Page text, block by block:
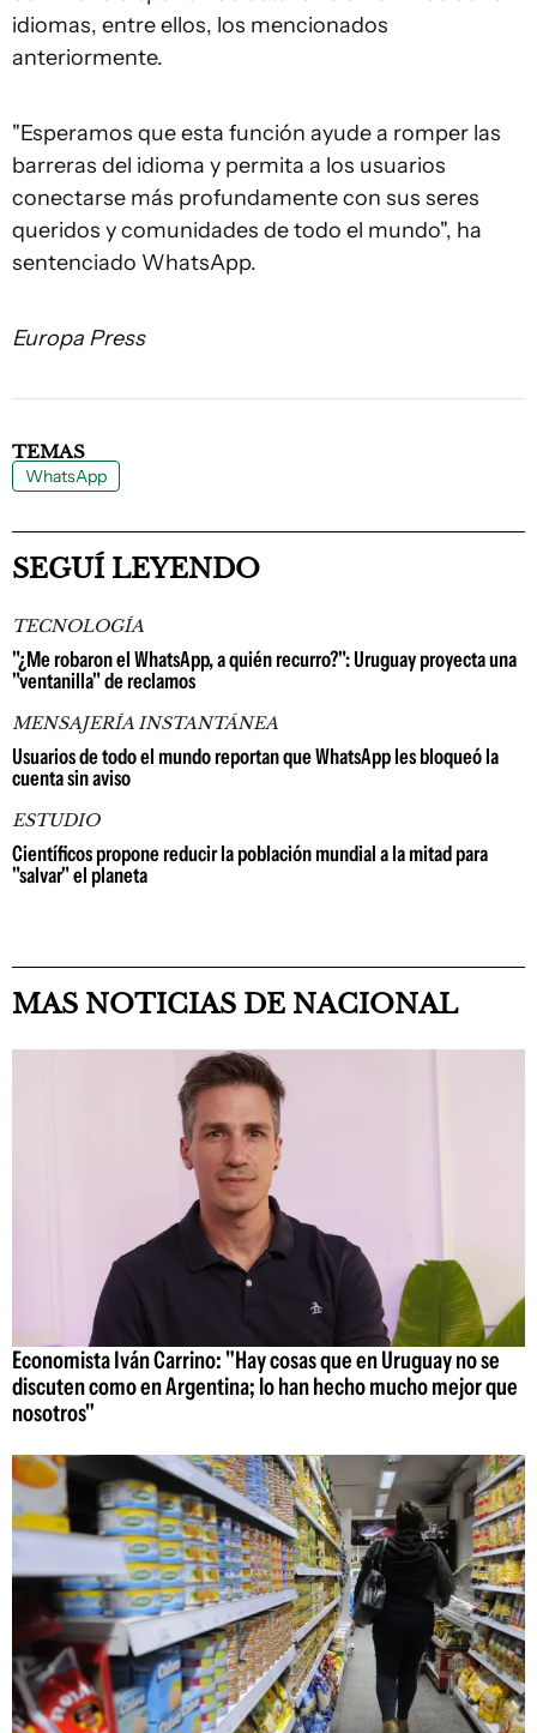
idiomas, entre ellos, los mencionados
anteriormente.
"Esperamos que esta función ayude a romper las
barreras del idioma y permita a los usuarios
conectarse más profundamente con sus seres
queridos y comunidades de todo el mundo", ha
sentenciado WhatsApp.
Europa Press
TEMAS
WhatsApp
SEGUÍ LEYENDO
TECNOLOGÍA
"¿Me robaron el WhatsApp, a quién recurro?": Uruguay proyecta una
"ventanilla" de reclamos
MENSAJERÍA INSTANTÁNEA
Usuarios de todo el mundo reportan que WhatsApp les bloqueó la
cuenta sin aviso
ESTUDIO
Científicos propone reducir la población mundial a la mitad para
"salvar" el planeta
MAS NOTICIAS DE NACIONAL
Economista Iván Carrino: "Hay cosas que en Uruguay no se
discuten como en Argentina; lo han hecho mucho mejor que
nosotros"